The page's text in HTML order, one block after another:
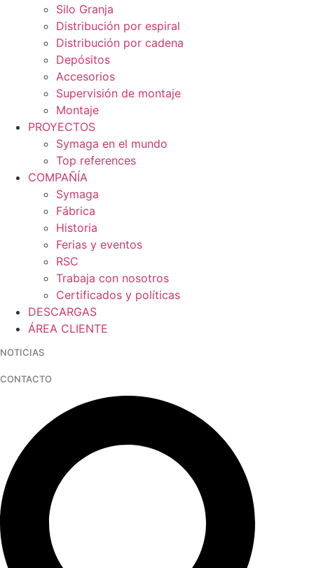
Silo Granja
Distribución por espiral
Distribución por cadena
Depósitos
Accesorios
Supervisión de montaje
Montaje
PROYECTOS
Symaga en el mundo
Top references
COMPAÑÍA
Symaga
Fábrica
Historia
Ferias y eventos
RSC
Trabaja con nosotros
Certificados y políticas
DESCARGAS
ÁREA CLIENTE
NOTICIAS
CONTACTO